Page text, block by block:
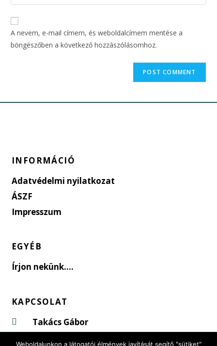
A nevem, e-mail címem, és weboldalcímem mentése a
böngészőben a következő hozzászólásomhoz.
INFORMÁCIÓ
Adatvédelmi nyilatkozat
ÁSZF
Impresszum
EGYÉB
Írjon nekünk....
KAPCSOLAT
Takács Gábor
Weboldalunkon a látogatói élmények javítását segítő "sütiket"